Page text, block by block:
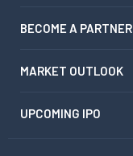
BECOME A PARTNER
MARKET OUTLOOK
UPCOMING IPO